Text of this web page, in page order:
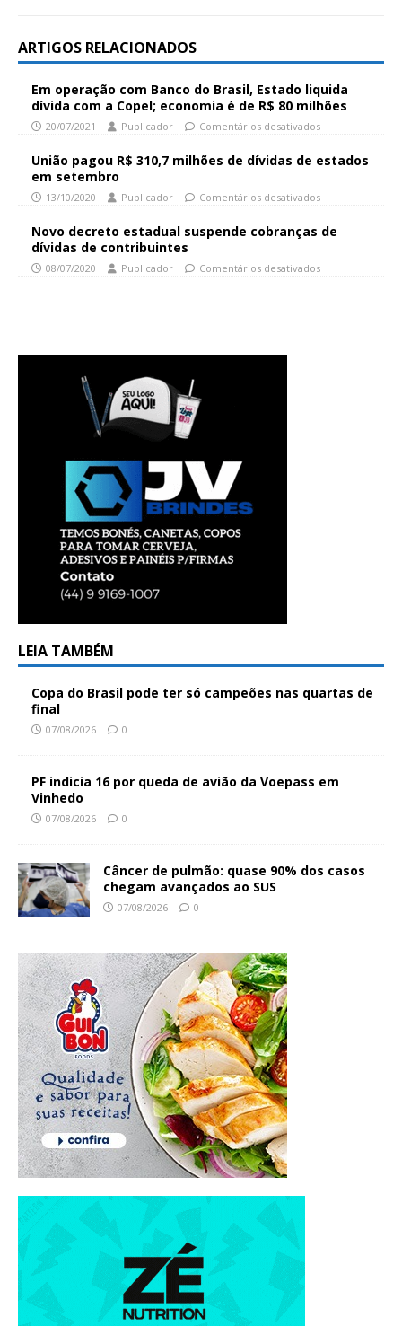
ARTIGOS RELACIONADOS
Em operação com Banco do Brasil, Estado liquida
dívida com a Copel; economia é de R$ 80 milhões
20/07/2021 Publicador Comentários desativados
União pagou R$ 310,7 milhões de dívidas de estados
em setembro
13/10/2020 Publicador Comentários desativados
Novo decreto estadual suspende cobranças de
dívidas de contribuintes
08/07/2020 Publicador Comentários desativados
LEIA TAMBÉM
Copa do Brasil pode ter só campeões nas quartas de
final
07/08/2026 0
PF indicia 16 por queda de avião da Voepass em
Vinhedo
07/08/2026 0
Câncer de pulmão: quase 90% dos casos
chegam avançados ao SUS
07/08/2026 0